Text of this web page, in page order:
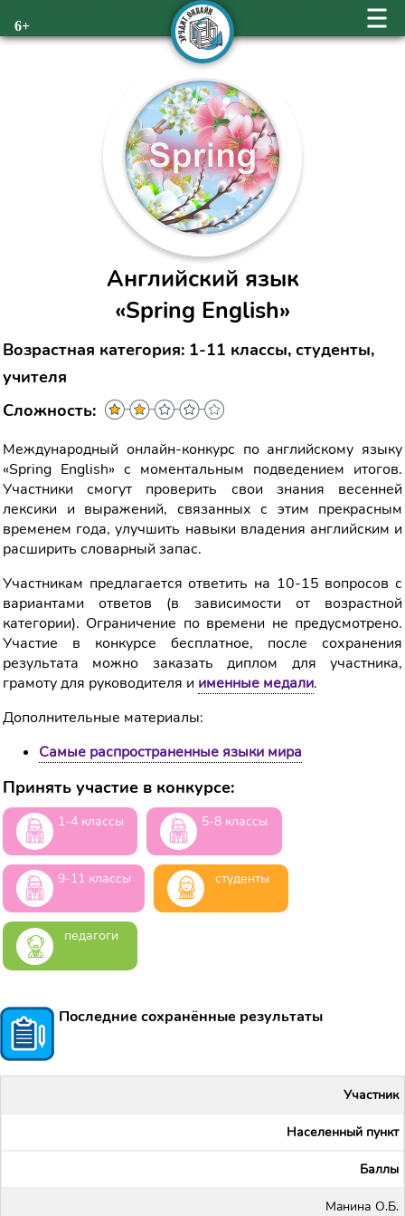
6+
Английский язык
«Spring English»
Возрастная категория: 1-11 классы, студенты,
учителя
Сложность:
Международный онлайн-конкурс по английскому языку
«Spring English» с моментальным подведением итогов.
Участники смогут проверить свои знания весенней
лексики и выражений, связанных с этим прекрасным
временем года, улучшить навыки владения английским и
расширить словарный запас.
Участникам предлагается ответить на 10-15 вопросов с
вариантами ответов (в зависимости от возрастной
категории). Ограничение по времени не предусмотрено.
Участие в конкурсе бесплатное, после сохранения
результата можно заказать диплом для участника,
грамоту для руководителя и именные медали.
Дополнительные материалы:
Самые распространенные языки мира
Принять участие в конкурсе:
1-4 классы 5-8 классы
9-11 классы студенты
педагоги
Последние сохранённые результаты
Участник
Населенный пункт
Баллы
Maнина О.Б.